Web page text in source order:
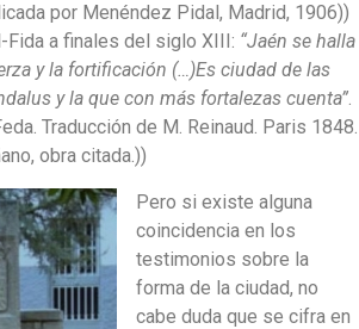
por Menéndez Pidal, Madrid, 1906))
Fida a finales del siglo XIII: “Jaén se halla
y la fortificación (…)Es ciudad de las
y la que con más fortalezas cuenta”.
Traducción de M. Reinaud. Paris 1848.
obra citada.))
Pero si existe alguna
coincidencia en los
testimonios sobre la
forma de la ciudad, no
cabe duda que se cifra en